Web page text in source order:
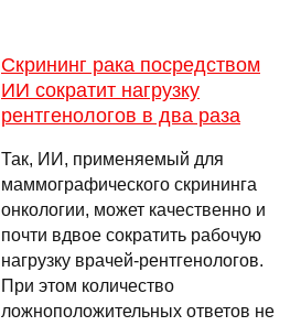
Скрининг рака посредством
ИИ сократит нагрузку
рентгенологов в два раза
Так, ИИ, применяемый для
маммографического скрининга
онкологии, может качественно и
почти вдвое сократить рабочую
нагрузку врачей-рентгенологов.
При этом количество
ложноположительных ответов не